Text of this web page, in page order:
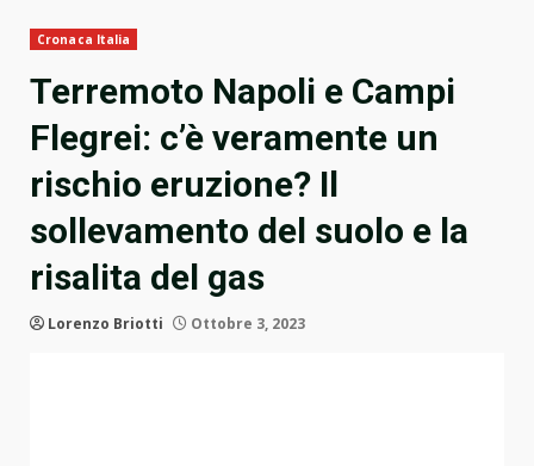
Cronaca Italia
Terremoto Napoli e Campi
Flegrei: c’è veramente un
rischio eruzione? Il
sollevamento del suolo e la
risalita del gas
Lorenzo Briotti Ottobre 3, 2023